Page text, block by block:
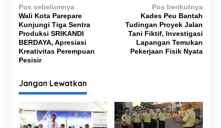
N
a
v
i
g
a
s
i
p
Pos sebelumnya
Wali Kota Parepare
Kunjungi Tiga Sentra
Produksi SRIKANDI
BERDAYA, Apresiasi
Kreativitas Perempuan
Pesisir
Pos berikutnya
Kades Peu Bantah
Tudingan Proyek Jalan
Tani Fiktif, Investigasi
Lapangan Temukan
Pekerjaan Fisik Nyata
Jangan Lewatkan